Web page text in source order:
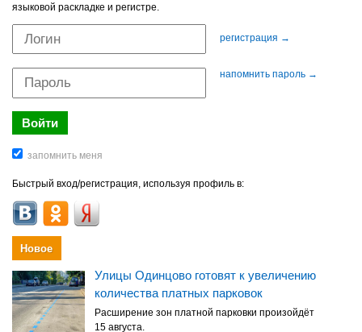
языковой раскладке и регистре.
регистрация →
напомнить пароль →
Быстрый вход/регистрация, используя профиль в:
Новое
Улицы Одинцово готовят к увеличению
количества платных парковок
Расширение зон платной парковки произойдёт
15 августа.